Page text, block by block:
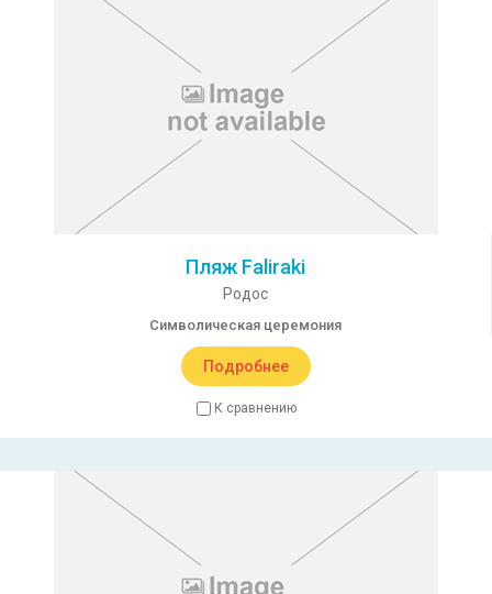
Пляж Faliraki
Родос
Символическая церемония
Подробнее
К сравнению